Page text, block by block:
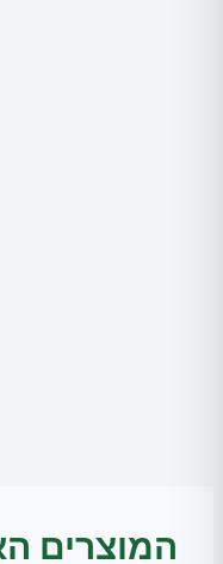
המוצרים